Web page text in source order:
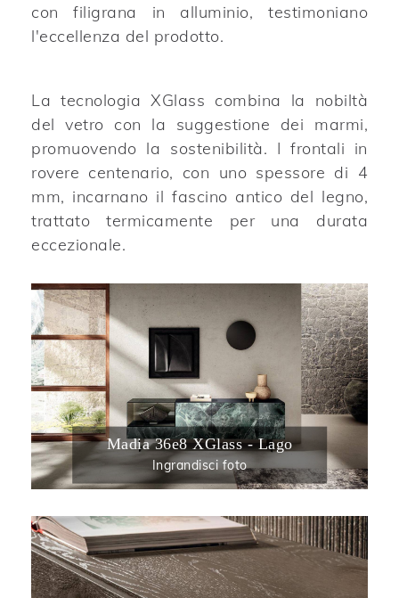
con filigrana in alluminio, testimoniano
l'eccellenza del prodotto.
La tecnologia XGlass combina la nobiltà
del vetro con la suggestione dei marmi,
promuovendo la sostenibilità. I frontali in
rovere centenario, con uno spessore di 4
mm, incarnano il fascino antico del legno,
trattato termicamente per una durata
eccezionale.
Madia 36e8 XGlass - Lago
Ingrandisci foto